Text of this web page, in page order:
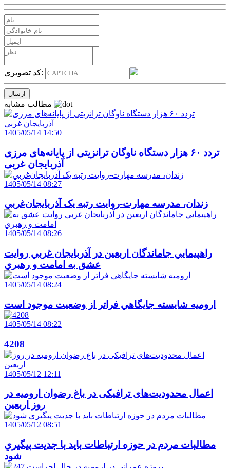
کد تصویری:
1405/05/14 14:50
تردد ۶۰ هزار دستگاه ناوگان ترانزیتی از پایانه‌های مرزی
آذربایجان ‌غربی
1405/05/14 08:27
زندان، مدرسه مهارت-روايت رتبه يک آذربايجان‌غربي
1405/05/14 08:26
راهپيمايي جاماندگان اربعين در آذربايجان غربي روايت
عشق به امامت و رهبري
1405/05/14 08:24
اروميه شايسته جايگاهي فراتر از وضعيت موجود است
1405/05/14 08:22
4208
1405/05/12 12:11
اعمال محدودیت‌های ترافیکی در باغ رضوان ارومیه در
روز اربعین
1405/05/12 08:51
مطالبات مردم در حوزه ارتباطات بايد با جديت پيگيري
شود